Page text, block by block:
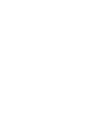
oznacza coś innego.
kolekcję foteli, abyś
do Twoich potrzeb
i